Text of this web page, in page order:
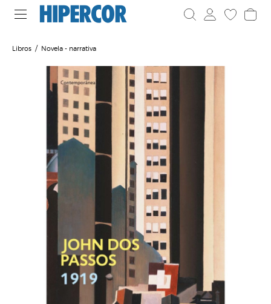
Libros Novela - narrativa